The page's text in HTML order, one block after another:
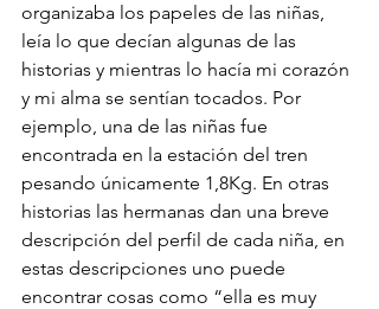
organizaba los papeles de las niñas,
leía lo que decían algunas de las
historias y mientras lo hacía mi corazón
y mi alma se sentían tocados. Por
ejemplo, una de las niñas fue
encontrada en la estación del tren
pesando únicamente 1,8Kg. En otras
historias las hermanas dan una breve
descripción del perfil de cada niña, en
estas descripciones uno puede
encontrar cosas como “ella es muy